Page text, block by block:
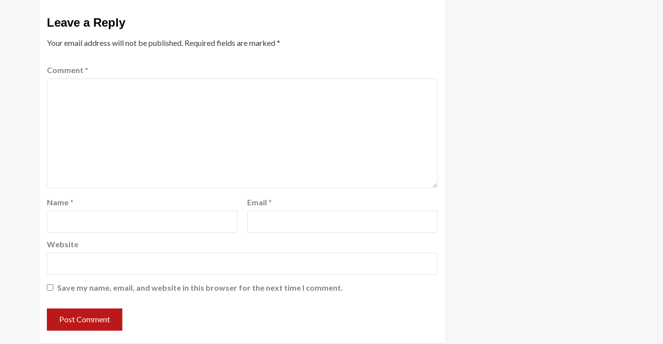
Leave a Reply
Your email address will not be published. Required fields are marked*
Comment *
Name * Email *
Website
Save my name, email, and website in this browser for the next time I comment.